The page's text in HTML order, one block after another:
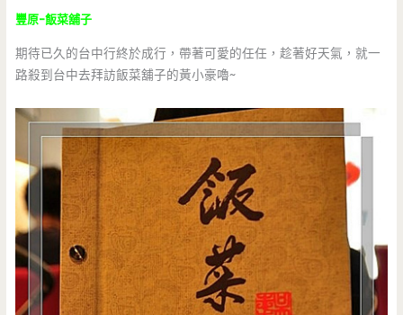
豐原-飯菜舖子
期待已久的台中行終於成行，帶著可愛的任任，趁著好天氣，就一
路殺到台中去拜訪飯菜舖子的黃小豪嚕~